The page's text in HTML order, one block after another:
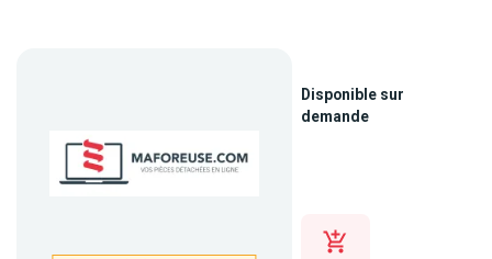
Disponible sur
demande